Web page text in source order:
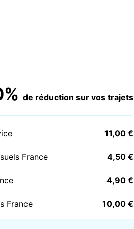
de réduction sur vos trajets
11,00 €
France 4,50 €
4,90 €
France 10,00 €